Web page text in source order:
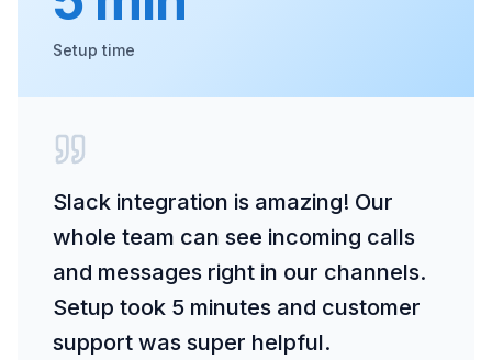
Setup time
Slack integration is amazing! Our
whole team can see incoming calls
and messages right in our channels.
Setup took 5 minutes and customer
support was super helpful.